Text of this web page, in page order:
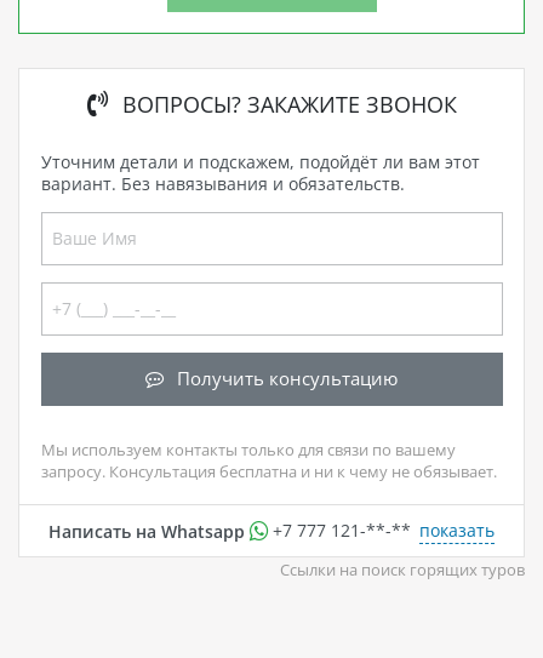
ВОПРОСЫ? ЗАКАЖИТЕ ЗВОНОК
Уточним детали и подскажем, подойдёт ли вам этот
вариант. Без навязывания и обязательств.
Получить консультацию
Мы используем контакты только для связи по вашему
запросу. Консультация бесплатна и ни к чему не обязывает.
Написать на Whatsapp +7 777 121-**-** показать
Ссылки на поиск горящих туров